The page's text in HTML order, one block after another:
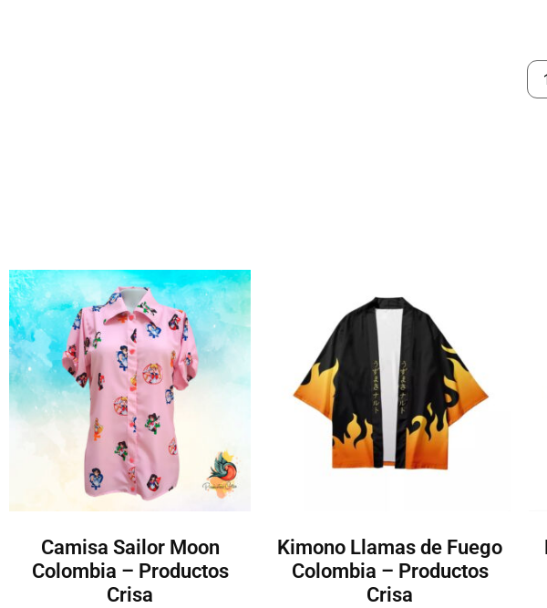
Camisa Sailor Moon
Colombia – Productos
Crisa
Kimono Llamas de Fuego
Colombia – Productos
Crisa